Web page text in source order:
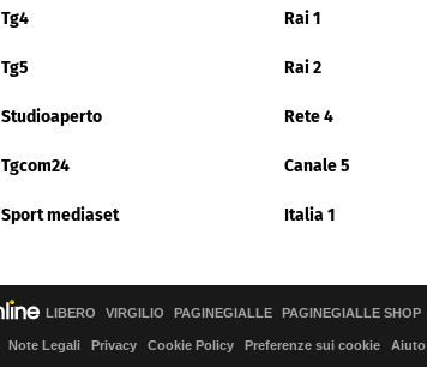
Tg4 Rai 1
Tg5 Rai 2
Studioaperto Rete 4
Tgcom24 Canale 5
Sport mediaset Italia 1
LIBERO VIRGILIO PAGINEGIALLE PAGINEGIALLE SHOP
Note Legali Privacy Cookie Policy Preferenze sui cookie Aiuto